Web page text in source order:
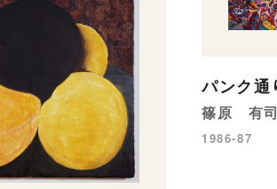
パンク通
篠原 有
1986-87